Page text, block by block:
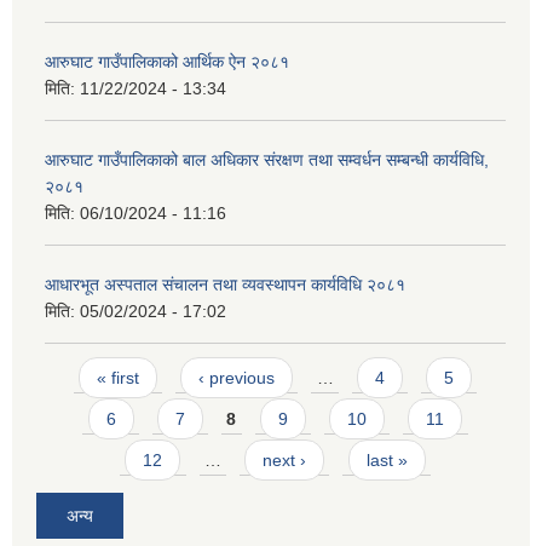
आरुघाट गाउँपालिकाको आर्थिक ऐन २०८१
मिति: 11/22/2024 - 13:34
आरुघाट गाउँपालिकाको बाल अधिकार संरक्षण तथा सम्वर्धन सम्बन्धी कार्यविधि,
२०८१
मिति: 06/10/2024 - 11:16
आधारभूत अस्पताल संचालन तथा व्यवस्थापन कार्यविधि २०८१
मिति: 05/02/2024 - 17:02
Pages
« first ‹ previous 4 5
6 7 8 9 10 11
12 next › last »
अन्य